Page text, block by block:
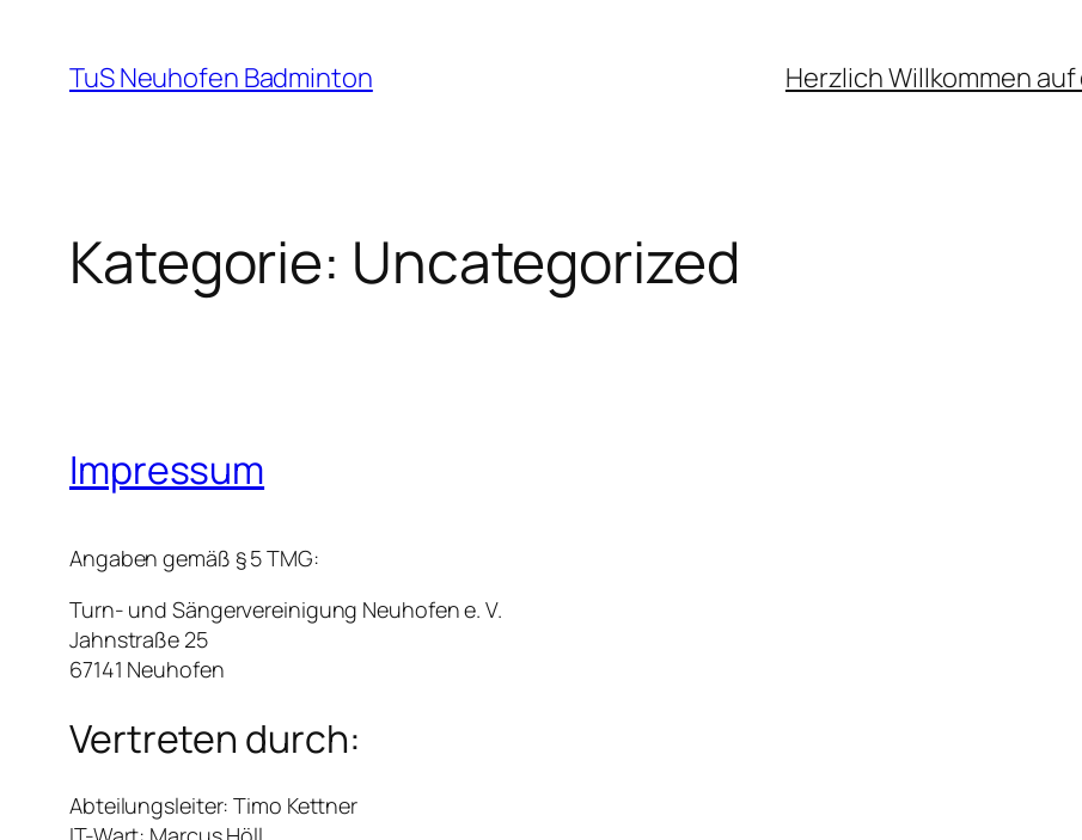
Inhalt
springen
TuS Neuhofen Badminton Herzlich Willkommen
Kategorie: Uncategorized
Impressum
Angaben gemäß § 5TMG:
Turn- undSängervereinigung Neuhofene. V.
Jahnstraße 25
67141 Neuhofen
Vertreten durch:
Abteilungsleiter:Timo Kettner